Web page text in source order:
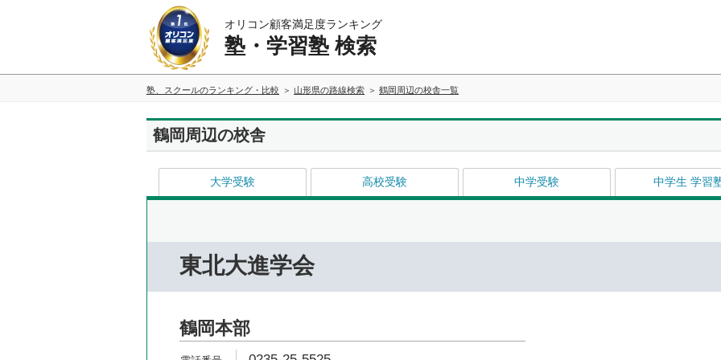
オリコン顧客満足度ランキング
塾・学習塾 検索
塾、スクールのランキング・比較 山形県の路線検索 鶴岡周辺の校舎一覧
鶴岡周辺の校舎
大学受験 高校受験 中学受験 中学生 学習
東北大進学会
鶴岡本部